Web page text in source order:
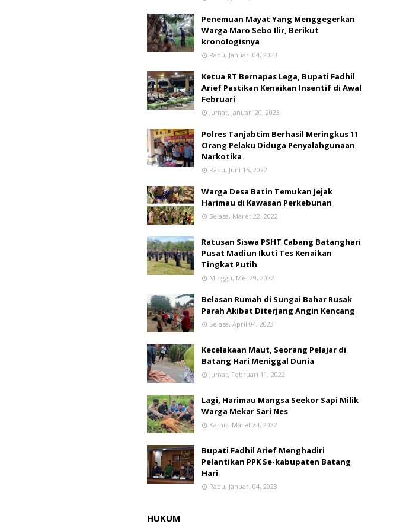
Penemuan Mayat Yang Menggegerkan
Warga Maro Sebo Ilir, Berikut
kronologisnya
Rabu, Januari 04, 2023
Ketua RT Bernapas Lega, Bupati Fadhil
Arief Pastikan Kenaikan Insentif di Awal
Februari
Jumat, Januari 20, 2023
Polres Tanjabtim Berhasil Meringkus 11
Orang Pelaku Diduga Penyalahgunaan
Narkotika
Rabu, Juni 15, 2022
Warga Desa Batin Temukan Jejak
Harimau di Kawasan Perkebunan
Selasa, Maret 22, 2022
Ratusan Siswa PSHT Cabang Batanghari
Pusat Madiun Ikuti Tes Kenaikan
Tingkat Putih
Minggu, Mei 29, 2022
Belasan Rumah di Sungai Bahar Rusak
Parah Akibat Diterjang Angin Kencang
Selasa, April 04, 2023
Kecelakaan Maut, Seorang Pelajar di
Batang Hari Meniggal Dunia
Jumat, Februari 11, 2022
Lagi, Harimau Mangsa Seekor Sapi Milik
Warga Mekar Sari Nes
Kamis, Maret 24, 2022
Bupati Fadhil Arief Menghadiri
Pelantikan PPK Se-kabupaten Batang
Hari
Rabu, Januari 04, 2023
HUKUM